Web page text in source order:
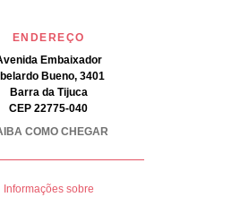
ENDEREÇO
Embaixador
Bueno, 3401
Barra da Tijuca
CEP 22775-040
COMO CHEGAR
Informações sobre